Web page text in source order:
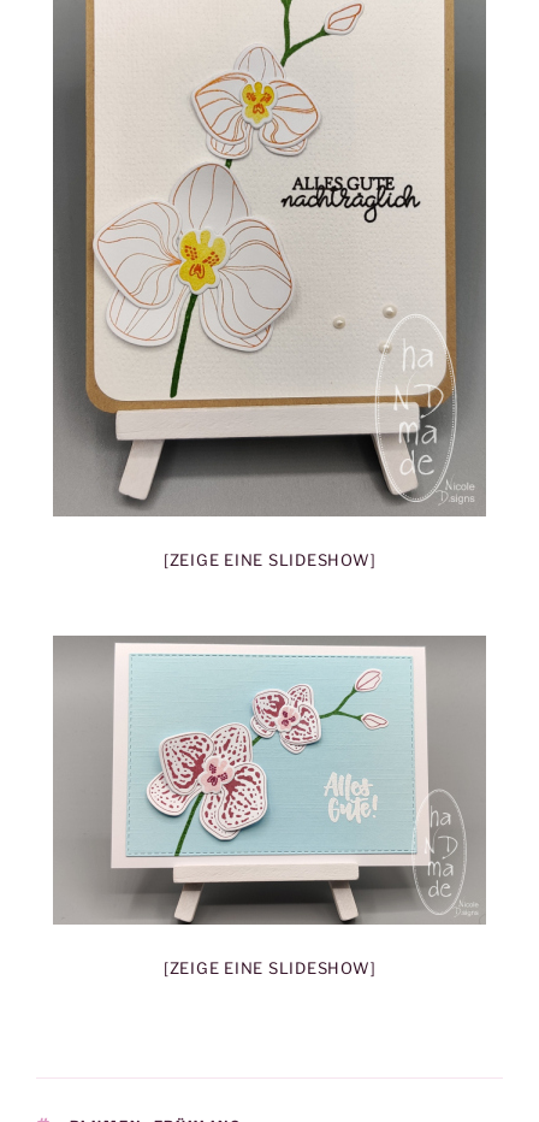
[ZEIGE EINE SLIDESHOW]
[ZEIGE EINE SLIDESHOW]